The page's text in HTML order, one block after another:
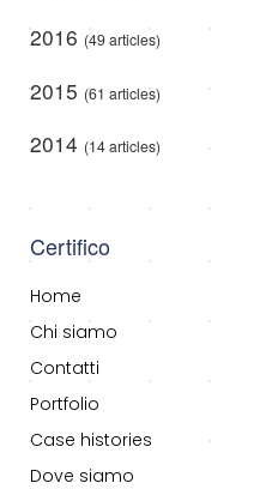
2016 (49 articles)
2015 (61 articles)
2014 (14 articles)
Certifico
Home
Chi siamo
Contatti
Portfolio
Case histories
Dove siamo